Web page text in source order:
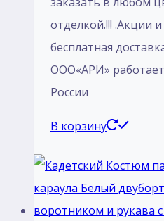
отделкой.!!! .Акции
бесплатная
ООО«АРИ»
России
В корзину